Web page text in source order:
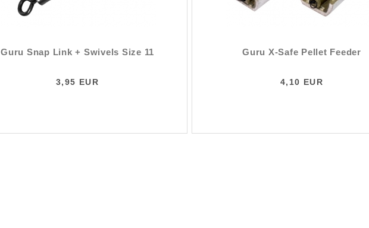
Guru Snap Link + Swivels Size 11
3,95 EUR
Guru X-Safe Pellet Feeder
4,10 EUR